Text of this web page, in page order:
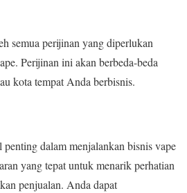
semua perijinan yang diperlukan
Perijinan ini akan berbeda-beda
kota tempat Anda berbisnis.
penting dalam menjalankan bisnis vape
yang tepat untuk menarik perhatian
penjualan. Anda dapat